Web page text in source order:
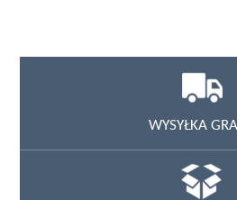
WYSYŁKA